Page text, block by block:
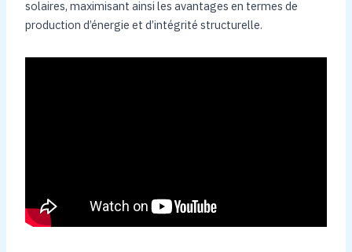
solaires, maximisant ainsi les avantages en termes de
production d’énergie et d’intégrité structurelle.